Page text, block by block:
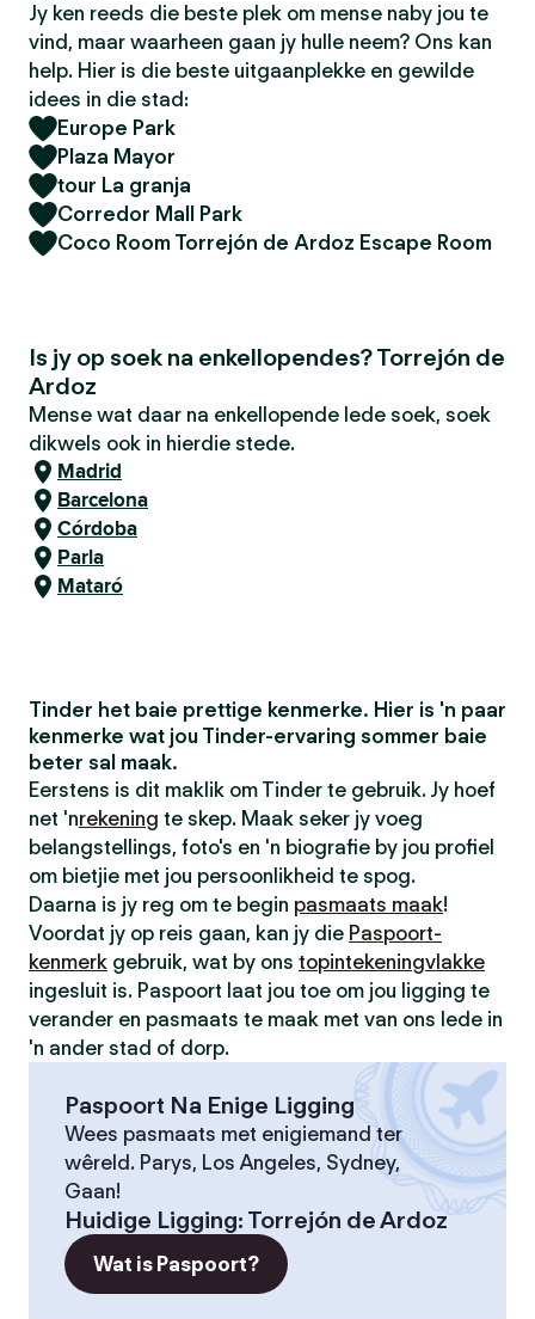
Jy ken reeds die beste plek om mense naby jou te
vind, maar waarheen gaan jy hulle neem? Ons kan
help. Hier is die beste uitgaanplekke en gewilde
idees in die stad:
Europe Park
Plaza Mayor
tour La granja
Corredor Mall Park
Coco Room Torrejón de Ardoz Escape Room
Is jy op soek na enkellopendes? Torrejón de
Ardoz
Mense wat daar na enkellopende lede soek, soek
dikwels ook in hierdie stede.
Madrid
Barcelona
Córdoba
Parla
Mataró
Tinder het baie prettige kenmerke. Hier is 'n paar
kenmerke wat jou Tinder-ervaring sommer baie
beter sal maak.
Eerstens is dit maklik om Tinder te gebruik. Jy hoef
net 'nrekening te skep. Maak seker jy voeg
belangstellings, foto's en 'n biografie by jou profiel
om bietjie met jou persoonlikheid te spog.
Daarna is jy reg om te begin pasmaats maak!
Voordat jy op reis gaan, kan jy die Paspoort-
kenmerk gebruik, wat by ons topintekeningvlakke
ingesluit is. Paspoort laat jou toe om jou ligging te
verander en pasmaats te maak met van ons lede in
'n ander stad of dorp.
Paspoort Na Enige Ligging
Wees pasmaats met enigiemand ter
wêreld. Parys, Los Angeles, Sydney,
Gaan!
Huidige Ligging: Torrejón de Ardoz
Wat is Paspoort?